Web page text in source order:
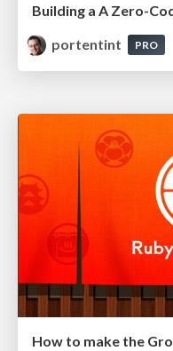
Building a A Zero-
portentint
PRO
How to make the